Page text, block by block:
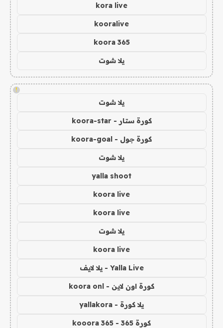
kora live
kooralive
koora 365
يلا شوت
!
يلا شوت
كورة ستار - koora-star
كورة جول - koora-goal
يلا شوت
yalla shoot
koora live
koora live
يلا شوت
koora live
Yalla Live - يلا لايف
كورة اون لاين - koora onl
يلا كورة - yallakora
كورة 365 - kooora 365